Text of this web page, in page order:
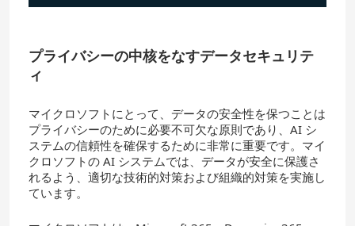
プライバシーの中核をなすデータセキュリテ
ィ
マイクロソフトにとって、データの安全性を保つことは
プライバシーのために必要不可欠な原則であり、AI シ
ステムの信頼性を確保するために非常に重要です。マイ
クロソフトの AI システムでは、データが安全に保護さ
れるよう、適切な技術的対策および組織的対策を実施し
ています。